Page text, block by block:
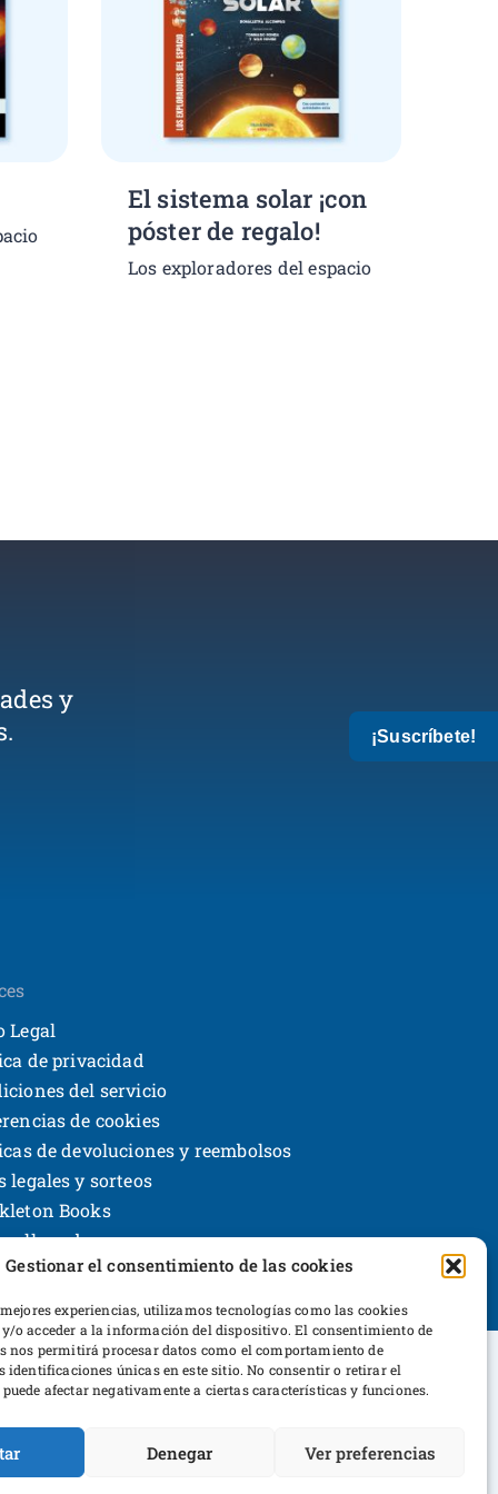
Gestionar el consentimiento de las cookies
experiencias, utilizamos tecnologías como las cookies
o acceder a la información del dispositivo. El consentimiento de
nos permitirá procesar datos como el comportamiento de
identificaciones únicas en este sitio. No consentir o retirar el
afectar negativamente a ciertas características y funciones.
Denegar Ver preferencias
El sistema solar ¡con
póster de regalo!
Los exploradores del espacio
y
Legal
de privacidad
del servicio
de cookies
de devoluciones y reembolsos
legales y sorteos
Books
web
¡Suscríbete!